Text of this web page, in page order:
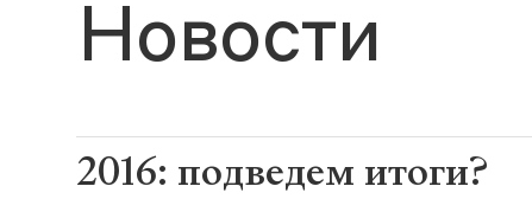
Новости
2016: подведем итоги?